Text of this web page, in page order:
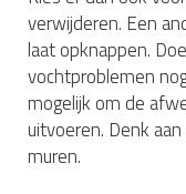
verwijderen. Een
laat opknappen.
vochtproblemen
mogelijk om de
uitvoeren. Denk
muren.